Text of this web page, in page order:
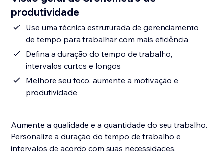
produtividade
Use uma técnica estruturada de gerenciamento
de tempo para trabalhar com mais eficiência
Defina a duração do tempo de trabalho,
intervalos curtos e longos
Melhore seu foco, aumente a motivação e
produtividade
Aumente a qualidade e a quantidade do seu trabalho.
Personalize a duração do tempo de trabalho e
intervalos de acordo com suas necessidades.